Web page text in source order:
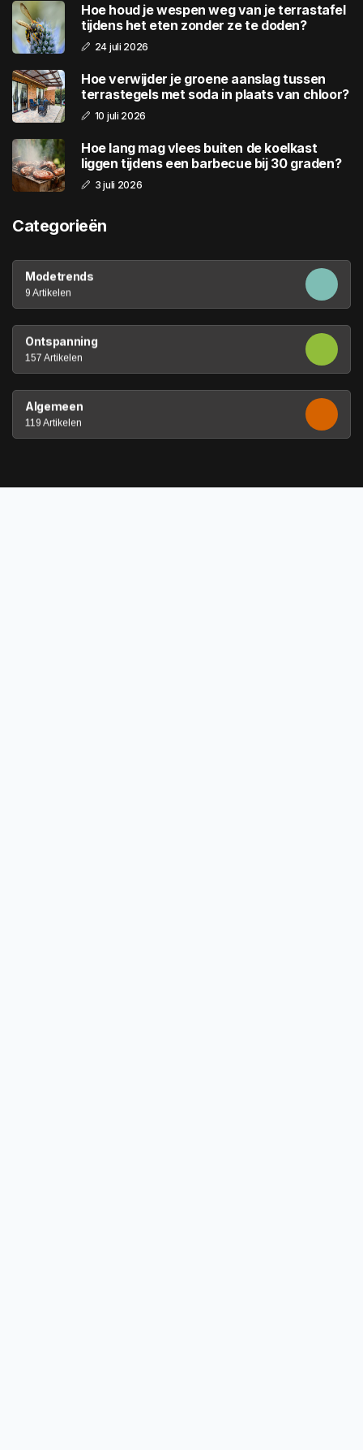
Hoe houd je wespen weg van je terrastafel
tijdens het eten zonder ze te doden?
24 juli 2026
Hoe verwijder je groene aanslag tussen
terrastegels met soda in plaats van chloor?
10 juli 2026
Hoe lang mag vlees buiten de koelkast
liggen tijdens een barbecue bij 30 graden?
3 juli 2026
Categorieën
Modetrends
9 Artikelen
Ontspanning
157 Artikelen
Algemeen
119 Artikelen